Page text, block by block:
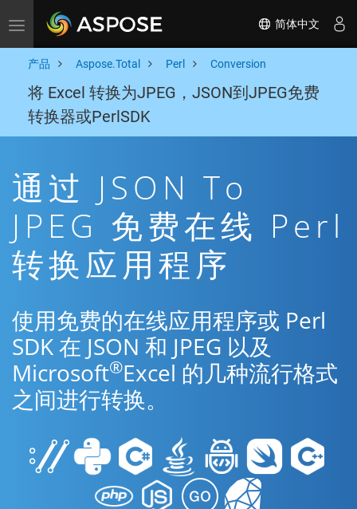
Toggle navigation 简体中文
产品 Aspose.Total Perl Conversion
将 Excel 转换为JPEG，JSON到JPEG免费
转换器或PerlSDK
通过 JSON To
JPEG 免费在线 Perl
转换应用程序
使用免费的在线应用程序或 Perl
SDK 在 JSON 和 JPEG 以及
Microsoft®Excel 的几种流行格式
之间进行转换。